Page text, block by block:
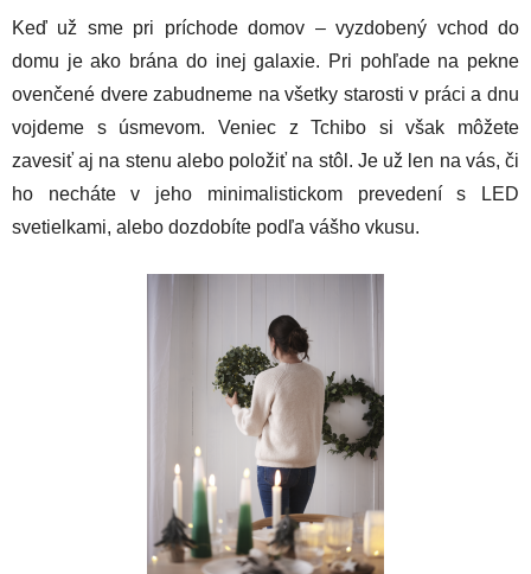
Keď už sme pri príchode domov – vyzdobený vchod do
domu je ako brána do inej galaxie. Pri pohľade na pekne
ovenčené dvere zabudneme na všetky starosti v práci a dnu
vojdeme s úsmevom. Veniec z Tchibo si však môžete
zavesiť aj na stenu alebo položiť na stôl. Je už len na vás, či
ho necháte v jeho minimalistickom prevedení s LED
svetielkami, alebo dozdobíte podľa vášho vkusu.